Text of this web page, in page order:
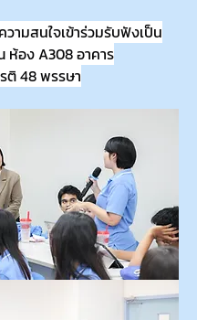
ามสนใจเข้าร่วมรับฟังเป็น
ห้อง A308 อาคาร
ติ 48 พรรษา